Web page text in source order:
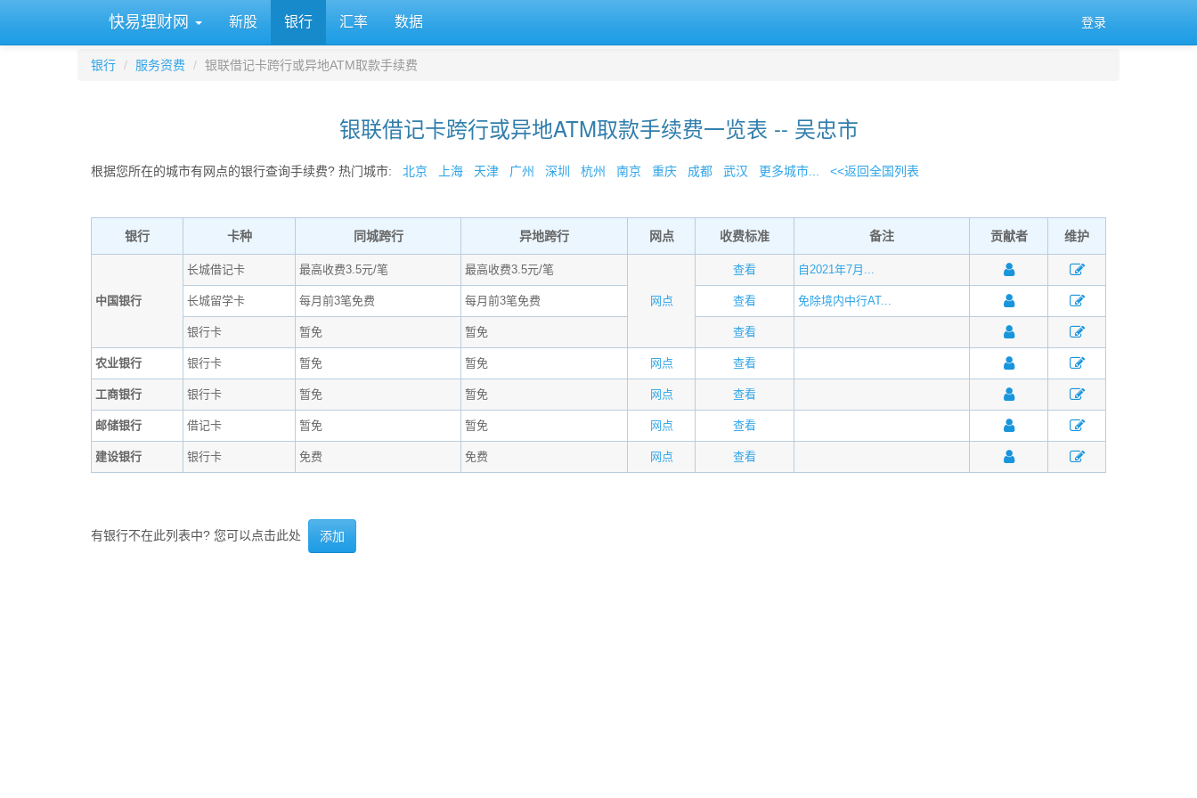
快易理财网 新股 银行 汇率 数据 登录
银行 服务资费 银联借记卡跨行或异地ATM取款手续费
银联借记卡跨行或异地ATM取款手续费一览表 -- 吴忠市
根据您所在的城市有网点的银行查询手续费? 热门城市: 北京 上海 天津 广州 深圳 杭州 南京 重庆 成都 武汉 更多城市... <<返回全国列表
银行 卡种 同城跨行 异地跨行 网点 收费标准 备注 贡献者 维护
中国银行
长城借记卡 最高收费3.5元/笔 最高收费3.5元/笔
网点
查看 自2021年7月...
长城留学卡 每月前3笔免费 每月前3笔免费 查看 免除境内中行AT...
银行卡 暂免 暂免 查看
农业银行 银行卡 暂免 暂免 网点 查看
工商银行 银行卡 暂免 暂免 网点 查看
邮储银行 借记卡 暂免 暂免 网点 查看
建设银行 银行卡 免费 免费 网点 查看
有银行不在此列表中? 您可以点击此处 添加